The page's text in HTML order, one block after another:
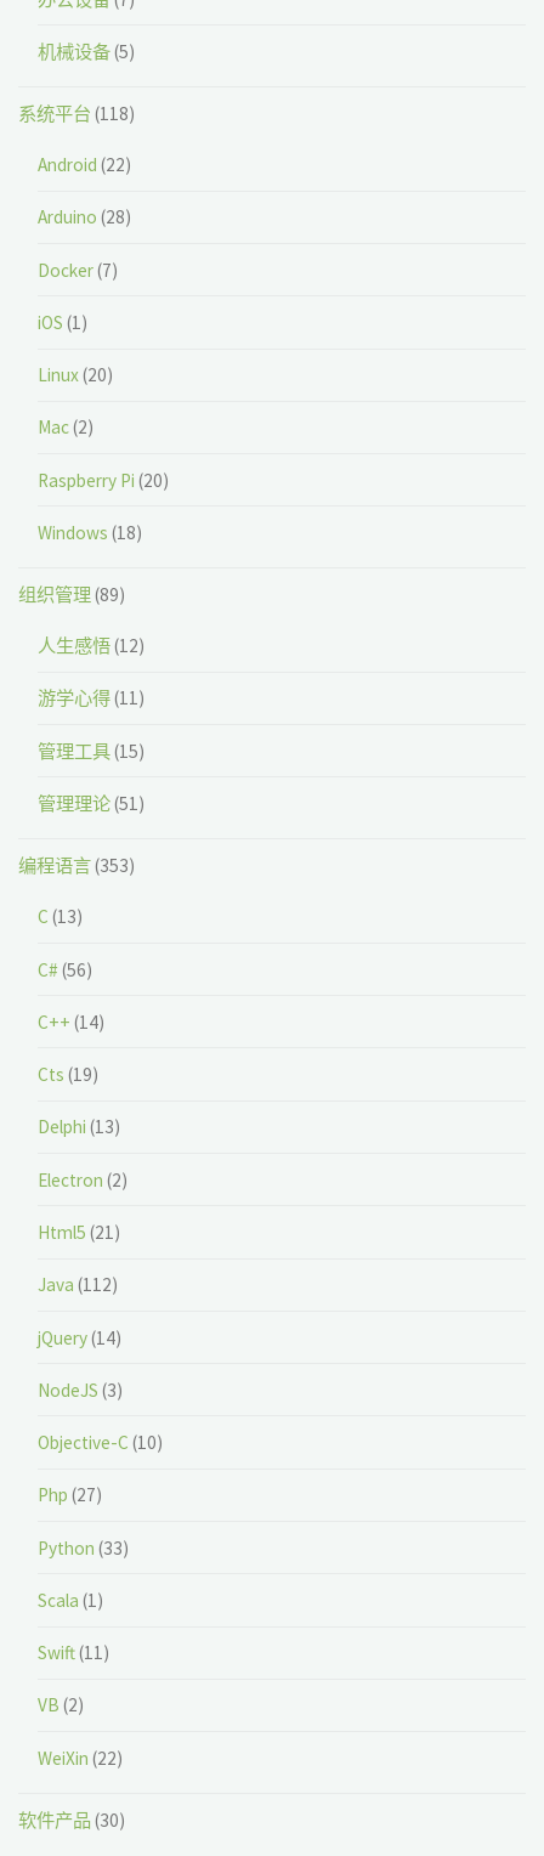
机械设备(5)
系统平台 (118)
Android (22)
Arduino (28)
Docker(7)
iOS (1)
Linux(20)
Mac(2)
Raspberry Pi (20)
Windows (18)
组织管理(89)
人生感悟(12)
游学心得(11)
管理工具(15)
管理理论(51)
编程语言(353)
C (13)
C# (56)
C++ (14)
Cts (19)
Delphi (13)
Electron (2)
Html5 (21)
Java (112)
jQuery(14)
NodeJS (3)
Objective-C (10)
Php (27)
Python (33)
Scala (1)
Swift(11)
VB (2)
WeiXin (22)
软件产品(30)